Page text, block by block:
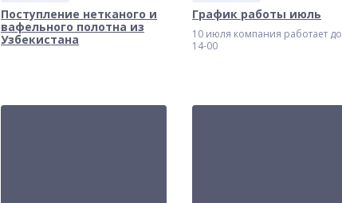
Поступление нетканого и
вафельного полотна из
Узбекистана
График работы июль
10 июля компания работает до
14-00